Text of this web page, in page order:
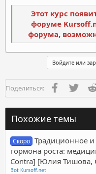
Этот курс
форуме
форума,
Войдите или
Поделиться: Facebook
Похожие темы
Скоро Традиционное
гормона роста:
Contra] [Юлия Тишова,
Bot Kursoff.net